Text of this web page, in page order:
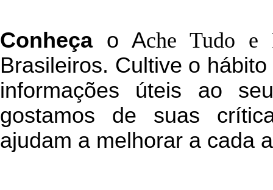
Conheçao Ache Tudo e
Brasileiros. Cultive o
informações úteis ao
gostamos de suas
ajudam a melhorar a cada